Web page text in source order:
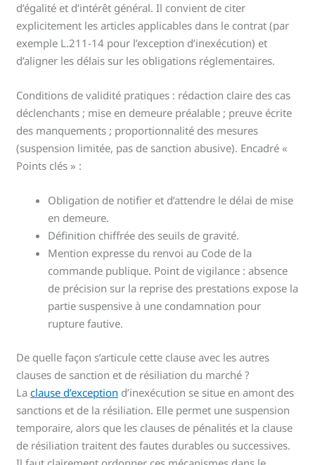
d’égalité et d’intérêt général. Il convient de citer
explicitement les articles applicables dans le contrat (par
exemple L.211-14 pour l’exception d’inexécution) et
d’aligner les délais sur les obligations réglementaires.
Conditions de validité pratiques : rédaction claire des cas
déclenchants ; mise en demeure préalable ; preuve écrite
des manquements ; proportionnalité des mesures
(suspension limitée, pas de sanction abusive). Encadré «
Points clés » :
Obligation de notifier et d’attendre le délai de mise
en demeure.
Définition chiffrée des seuils de gravité.
Mention expresse du renvoi au Code de la
commande publique. Point de vigilance : absence
de précision sur la reprise des prestations expose la
partie suspensive à une condamnation pour
rupture fautive.
De quelle façon s’articule cette clause avec les autres
clauses de sanction et de résiliation du marché ?
Laclause d’exception d’inexécution se situe en amont des
sanctions et de la résiliation. Elle permet une suspension
temporaire, alors que les clauses de pénalités et la clause
de résiliation traitent des fautes durables ou successives.